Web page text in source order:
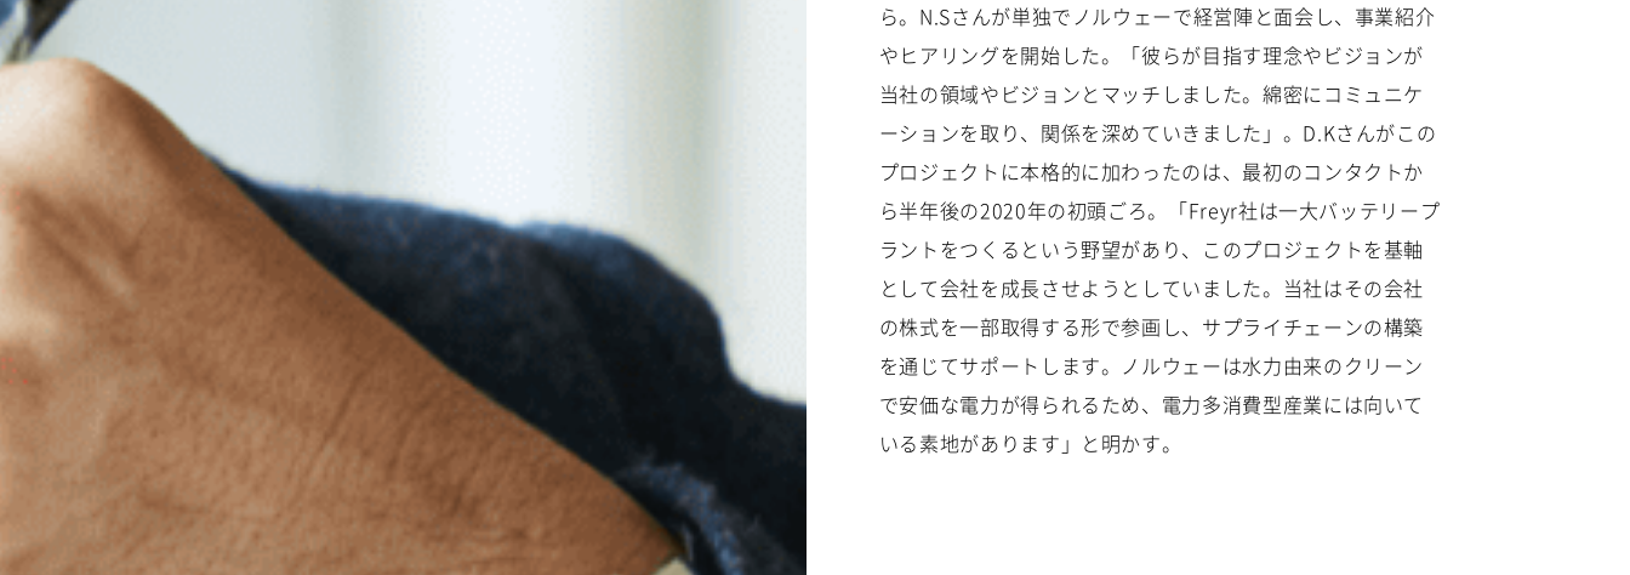
ら。N.Sさんが単独でノルウェーで経営陣と面会し、事業紹介
やヒアリングを開始した。「彼らが目指す理念やビジョンが
当社の領域やビジョンとマッチしました。綿密にコミュニケ
ーションを取り、関係を深めていきました」。D.Kさんがこの
プロジェクトに本格的に加わったのは、最初のコンタクトか
ら半年後の2020年の初頭ごろ。「Freyr社は一大バッテリープ
ラントをつくるという野望があり、このプロジェクトを基軸
として会社を成長させようとしていました。当社はその会社
の株式を一部取得する形で参画し、サプライチェーンの構築
を通じてサポートします。ノルウェーは水力由来のクリーン
で安価な電力が得られるため、電力多消費型産業には向いて
いる素地があります」と明かす。